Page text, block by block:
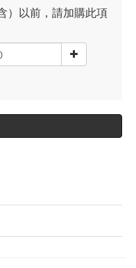
）以前，請加購此項